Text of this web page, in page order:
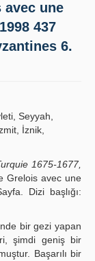
une
437
6.
Seyyah,
İznik,
1675-1677,
Grelois avec une
Dizi başlığı:
bir gezi yapan
şimdi geniş bir
Başarılı bir